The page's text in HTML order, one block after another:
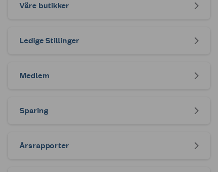
Våre butikker
Ledige Stillinger
Medlem
Sparing
Årsrapporter